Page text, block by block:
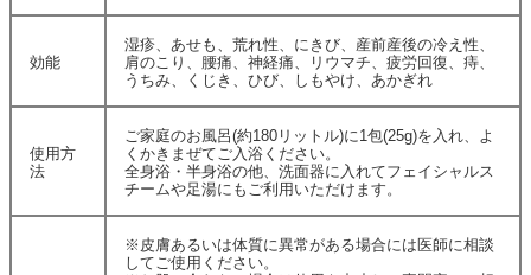
効能
湿疹、あせも、荒れ性、にきび、産前産後の冷え性、
肩のこり、腰痛、神経痛、リウマチ、疲労回復、痔、
うちみ、くじき、ひび、しもやけ、あかぎれ
使用方
法
ご家庭のお風呂(約180リットル)に1包(25g)を入れ、よ
くかきまぜてご入浴ください。
全身浴・半身浴の他、洗面器に入れてフェイシャルス
チームや足湯にもご利用いただけます。
※皮膚あるいは体質に異常がある場合には医師に相談
してご使用ください。